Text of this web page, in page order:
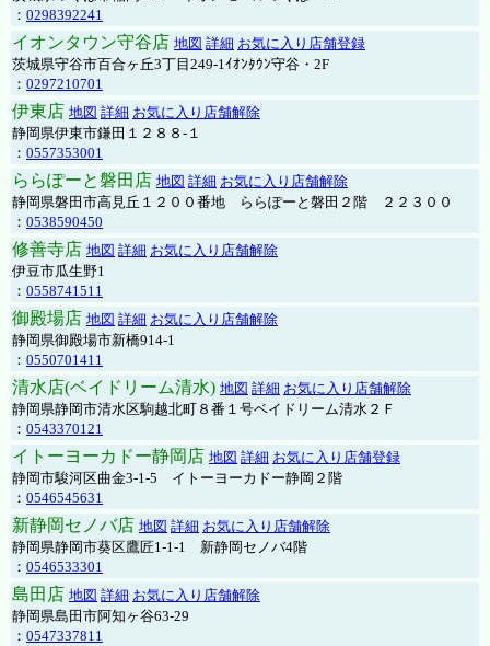
： 0298392241
イオンタウン守谷店 地図 詳細 お気に入り店舗登録
茨城県守谷市百合ヶ丘3丁目249-1ｲｵﾝﾀｳﾝ守谷・2F
： 0297210701
伊東店 地図 詳細 お気に入り店舗解除
静岡県伊東市鎌田１２８８-１
： 0557353001
ららぽーと磐田店 地図 詳細 お気に入り店舗解除
静岡県磐田市高見丘１２００番地 ららぽーと磐田２階 ２２３００
： 0538590450
修善寺店 地図 詳細 お気に入り店舗解除
伊豆市瓜生野1
： 0558741511
御殿場店 地図 詳細 お気に入り店舗解除
静岡県御殿場市新橋914-1
： 0550701411
清水店(ベイドリーム清水) 地図 詳細 お気に入り店舗解除
静岡県静岡市清水区駒越北町８番１号ベイドリーム清水２Ｆ
： 0543370121
イトーヨーカドー静岡店 地図 詳細 お気に入り店舗登録
静岡市駿河区曲金3-1-5 イトーヨーカドー静岡２階
： 0546545631
新静岡セノバ店 地図 詳細 お気に入り店舗解除
静岡県静岡市葵区鷹匠1-1-1 新静岡セノバ4階
： 0546533301
島田店 地図 詳細 お気に入り店舗解除
静岡県島田市阿知ヶ谷63-29
： 0547337811